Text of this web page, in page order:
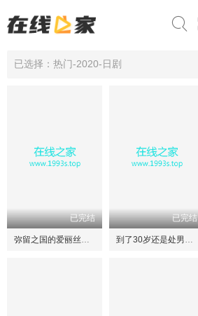
已选择：热门-2020-日剧
已完结
弥留之国的爱丽丝第一季
已完结
到了30岁还是处男，似乎会变成魔法师